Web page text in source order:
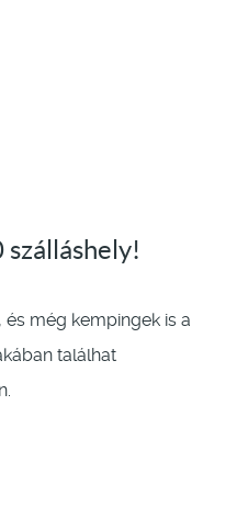
még kempingek is a
találhat